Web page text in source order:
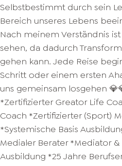
Selbstbestimmt durch sein
Bereich unseres Lebens
Nach meinem Verständnis ist
sehen, da dadurch
gehen kann. Jede Reise
Schritt oder einem ersten
uns gemeinsam losgehen
*Zertifizierter Greator Life
Coach *Zertifizierter (Sport)
*Systemische Basis
Medialer Berater *Mediator &
Ausbildung *25 Jahre